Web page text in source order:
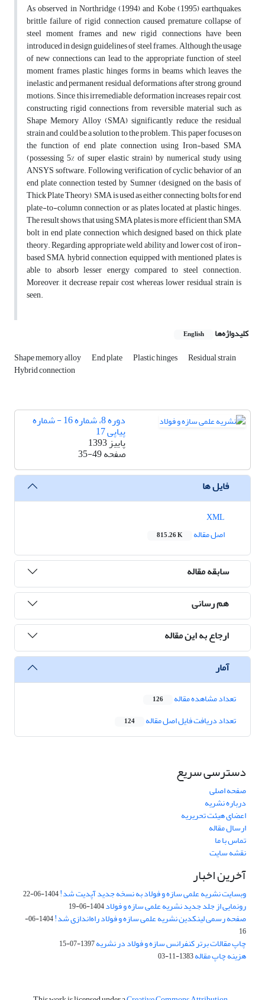
As observed in Northridge (1994) and Kobe (1995) earthquakes,
brittle failure of rigid connection caused premature collapse of
steel moment frames and new rigid connections have been
introduced in design guidelines of steel frames. Although the usage
of new connections can lead to the appropriate function of steel
moment frames, plastic hinges forms in beams which leaves the
inelastic and permanent residual deformations after strong ground
motions. Since this irremediable deformation increases repair cost,
constructing rigid connections from reversible material such as
Shape Memory Alloy (SMA) significantly reduce the residual
strain and could be a solution to the problem. This paper focuses on
the function of end plate connection using Iron-based SMA
(possessing 5% of super elastic strain) by numerical study using
ANSYS software. Following verification of cyclic behavior of an
end plate connection tested by Sumner (designed on the basis of
Thick Plate Theory), SMA is used as either connecting bolts for end
plate-to-column connection or as plates located at plastic hinges.
The result shows that using SMA plates is more efficient than SMA
bolt in end plate connection which designed based on thick plate
theory. Regarding appropriate weld ability and lower cost of iron-
based SMA, hybrid connection equipped with mentioned plates is
able to absorb lesser energy compared to steel connection.
Moreover, it decrease repair cost whereas lower residual strain is
seen.
کلیدواژه‌ها English
Shape memory alloy End plate Plastic hinges Residual strain
Hybrid connection
دوره 8، شماره 16 - شماره
پیاپی 17
پاییز 1393
صفحه35-49
فایل ها
اصل مقاله
815.26 K
سابقه مقاله
هم رسانی
ارجاع به این مقاله
آمار
تعداد مشاهده مقاله 126
تعداد دریافت فایل اصل مقاله 124
دسترسی سریع
صفحه اصلی
درباره نشریه
اعضای هیئت تحریریه
ارسال مقاله
تماس با ما
نقشه سایت
آخرین اخبار
وبسایت نشریه علمی سازه و فولاد به نسخه جدید آپدیت شد!1404-06-22
رونمایی از جلد جدید نشریه علمی سازه و فولاد1404-06-19
صفحه رسمی لینکدین نشریه علمی سازه و فولاد راه‌اندازی شد!
1404-06-
16
چاپ مقالات برتر کنفرانس سازه و فولاد در نشریه1397-07-15
هزینه چاپ مقاله1383-11-03